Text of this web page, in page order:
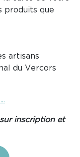
produits que
artisans
du Vercors
inscription et